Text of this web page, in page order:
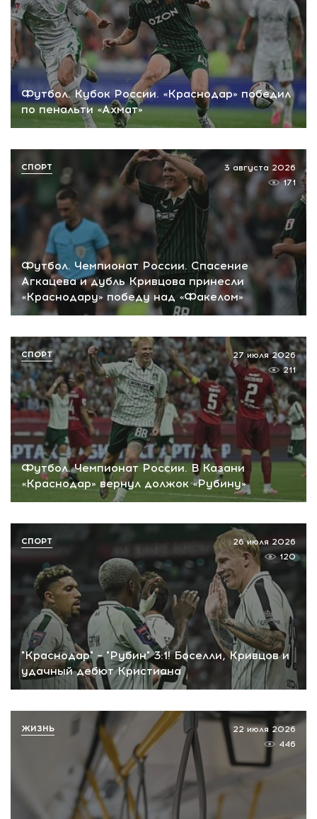
Футбол. Кубок России. «Краснодар» победил
по пенальти «Ахмат»
Футбол. Чемпионат России. Спасение
Агкацева и дубль Кривцова принесли
«Краснодару» победу над «Факелом»
3 августа 2026
171
СПОРТ
Футбол. Чемпионат России. В Казани
«Краснодар» вернул должок «Рубину»
27 июля 2026
211
СПОРТ
"Краснодар" – "Рубин" 3:1! Боселли, Кривцов и
удачный дебют Кристиана
26 июля 2026
120
СПОРТ
22 июля 2026
446
ЖИЗНЬ